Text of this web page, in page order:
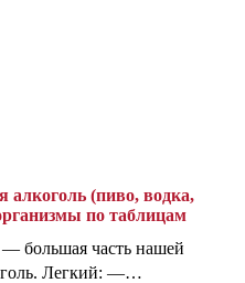
алкоголь (пиво, водка,
по таблицам
— большая часть нашей
Легкий: —…